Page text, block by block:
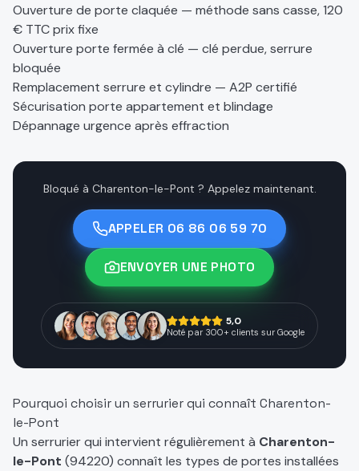
Ouverture de porte claquée — méthode sans casse, 120
€ TTC prix fixe
Ouverture porte fermée à clé — clé perdue, serrure
bloquée
Remplacement serrure et cylindre — A2P certifié
Sécurisation porte appartement et blindage
Dépannage urgence après effraction
Bloqué à Charenton-le-Pont ? Appelez maintenant.
APPELER 06 86 06 59 70
ENVOYER UNE PHOTO
5,0
Noté par 300+ clients sur Google
Pourquoi choisir un serrurier qui connaît Charenton-
le-Pont
Un serrurier qui intervient régulièrement à Charenton-
le-Pont (94220) connaît les types de portes installées